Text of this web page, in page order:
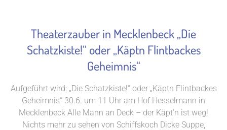
Theaterzauber in Mecklenbeck „Die
Schatzkiste!“ oder „Käptn Flintbackes
Geheimnis“
Aufgeführt wird: „Die Schatzkiste!“ oder „Käptn Flintbackes
Geheimnis“ 30.6. um 11 Uhr am Hof Hesselmann in
Mecklenbeck Alle Mann an Deck – der Käpt’n ist weg!
Nichts mehr zu sehen von Schiffskoch Dicke Suppe,